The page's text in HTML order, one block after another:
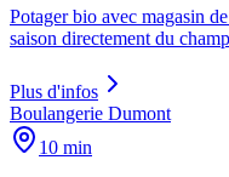
Potager bio avec magasin
saison directement du
Plus d'infos
Boulangerie Dumont
10 min